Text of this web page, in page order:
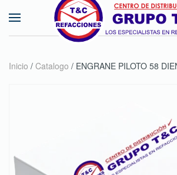
Skip to main content
Inicio / Catalogo / ENGRANE PILOTO 58